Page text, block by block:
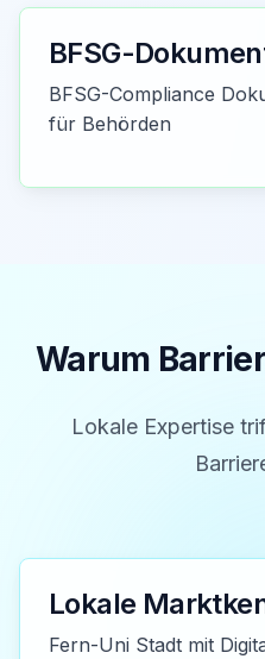
BFSG-
BFSG-Compliance
für Behörden
Warum
Lokale Expertise
Lokale
Fern-Uni Stadt mit